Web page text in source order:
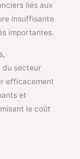
liés aux
insuffisante
importantes.
du secteur
efficacement
et
le coût